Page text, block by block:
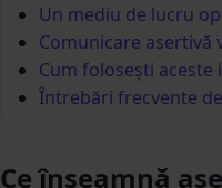
Un mediu de lucru
Comunicare asertivă
Cum folosești
Întrebări frecvente
Ce înseamnă